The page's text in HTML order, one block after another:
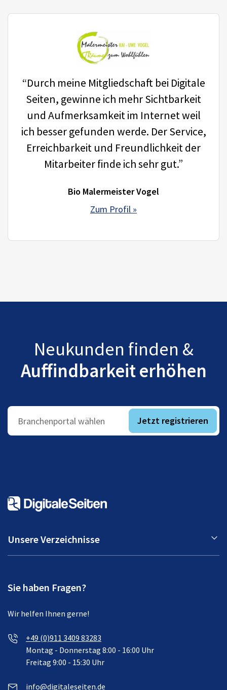
“Durch meine Mitgliedschaft bei Digitale
Seiten, gewinne ich mehr Sichtbarkeit
und Aufmerksamkeit im Internet weil
ich besser gefunden werde. Der Service,
Erreichbarkeit und Freundlichkeit der
Mitarbeiter finde ich sehr gut.”
Bio Malermeister Vogel
Zum Profil »
Neukunden finden &
Auffindbarkeit erhöhen
Branchenportal wählen Jetzt registrieren
Unsere Verzeichnisse
Sie haben Fragen?
Wir helfen Ihnen gerne!
+49 (0)911 3409 83283
Montag - Donnerstag 8:00 - 16:00 Uhr
Freitag 9:00 - 15:30 Uhr
info@digitaleseiten.de